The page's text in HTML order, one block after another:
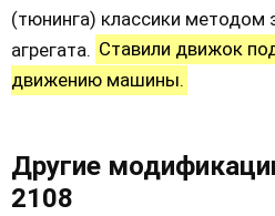
(тюнинга) классики методом
агрегата. Ставили движок
движению машины.
Другие
2108